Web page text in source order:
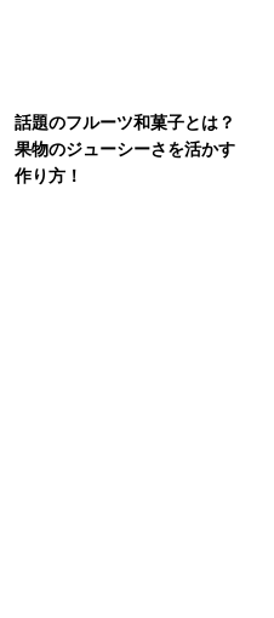
話題のフルーツ和菓子とは？
果物のジューシーさを活かす
作り方！